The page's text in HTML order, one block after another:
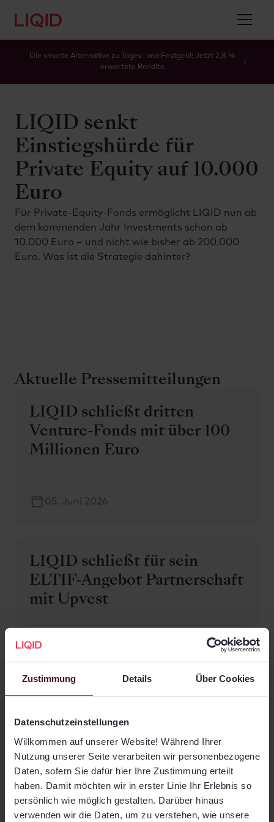
Zustimmung Details Über Cookies
Datenschutzeinstellungen
Willkommen auf unserer Website! Während Ihrer
Nutzung unserer Seite verarbeiten wir personenbezogene
Daten, sofern Sie dafür hier Ihre Zustimmung erteilt
haben. Damit möchten wir in erster Linie Ihr Erlebnis so
persönlich wie möglich gestalten. Darüber hinaus
verwenden wir die Daten, um zu verstehen, wie unsere
Die smarte Alternative zu Tages- und Festgeld: Jetzt 2,8 %
erwartete Rendite
LIQID senkt
Einstiegshürde für
Private Equity auf 10.000
Euro
Für Private-Equity-Fonds ermöglicht LIQID nun ab
dem kommenden Jahr Investments schon ab
10.000 Euro – und nicht wie bisher ab 200.000
Euro. Was ist die Strategie dahinter?
Aktuelle Pressemitteilungen
LIQID schließt dritten
Venture-Fonds mit über 100
Millionen Euro
05. Juni 2026
LIQID schließt für sein
ELTIF-Angebot Partnerschaft
mit Upvest
Private Markets: Neue
ELTIFs für Infrastruktur und
Private Debt
01. Dezember 2025